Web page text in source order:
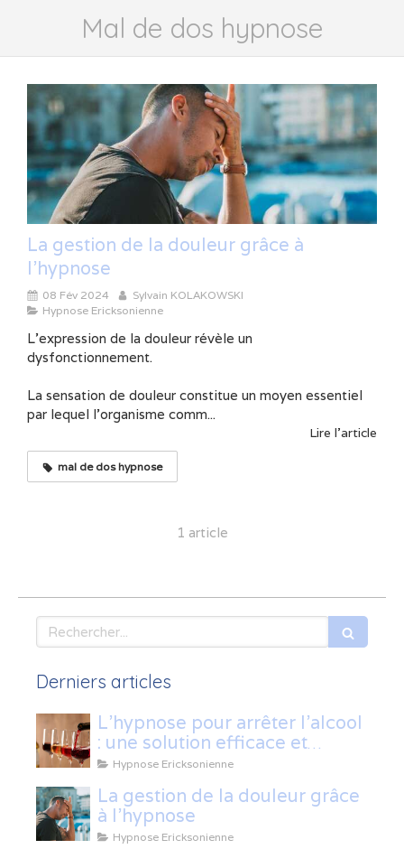
Mal de dos hypnose
La gestion de la douleur grâce à
l'hypnose
08 Fév 2024
Sylvain KOLAKOWSKI
Hypnose Ericksonienne
L'expression de la douleur révèle un
dysfonctionnement.
La sensation de douleur constitue un moyen essentiel
par lequel l'organisme comm...
Lire l'article
mal de dos hypnose
1 article
Rechercher
Derniers articles
L’hypnose pour arrêter l’alcool
: une solution efficace et
naturelle
Hypnose Ericksonienne
La gestion de la douleur grâce
à l'hypnose
Hypnose Ericksonienne